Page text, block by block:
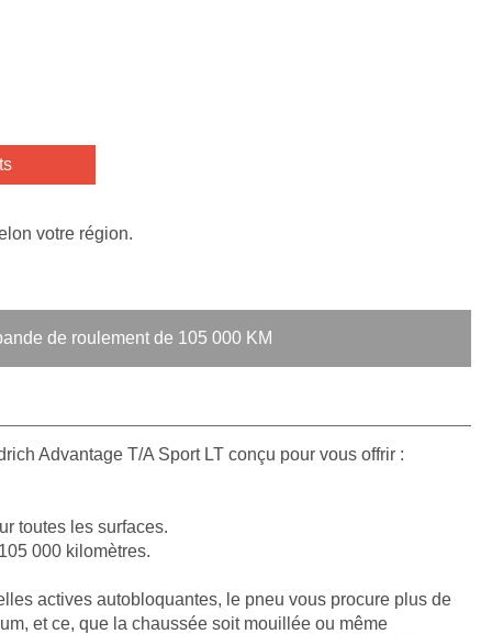
votre région.
de roulement de 105 000 KM
Advantage T/A Sport LT conçu pour vous offrir :
toutes les surfaces.
000 kilomètres.
actives autobloquantes, le pneu vous procure plus de
et ce, que la chaussée soit mouillée ou même